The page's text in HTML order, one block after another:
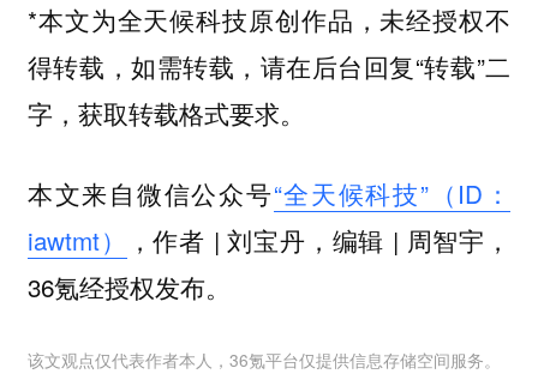
*本文为全天候科技原创作品，未经授权不
得转载，如需转载，请在后台回复“转载”二
字，获取转载格式要求。
本文来自微信公众号“全天候科技”（ID：
iawtmt）
，作者 | 刘宝丹，编辑 | 周智宇，
36氪经授权发布。
该文观点仅代表作者本人，36氪平台仅提供信息存储空间服务。